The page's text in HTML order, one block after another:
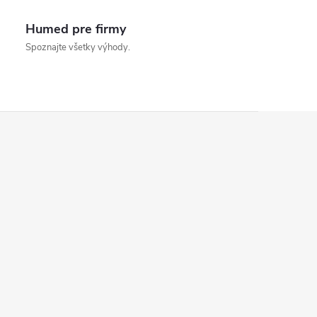
Humed pre firmy
Spoznajte všetky výhody.